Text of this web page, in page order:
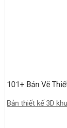
101+ Bản Vẽ
Bản thiết kế 3D